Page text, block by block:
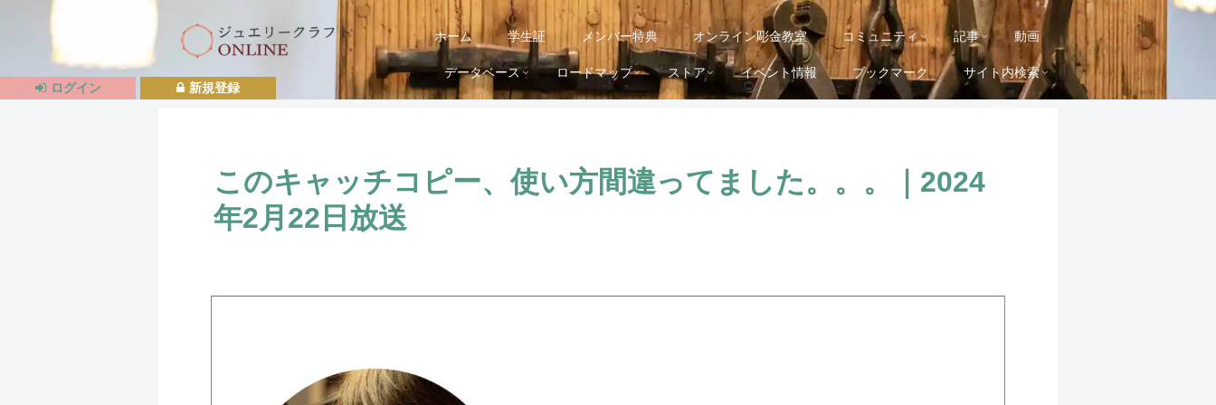
ホーム 学生証 メンバー特典 オンライン彫金教室 コミュニティ 記事 動画
データベース ロードマップ ストア イベント情報 ブックマーク サイト内検索
このキャッチコピー、使い方間違ってました。。。｜2024
年2月22日放送
新規登録
ログイン